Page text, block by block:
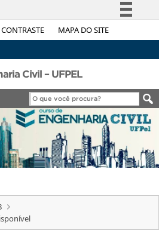
CONTRASTE MAPA DO SITE
Simplifique!
Legislação
Canais
Civil – UFPEL